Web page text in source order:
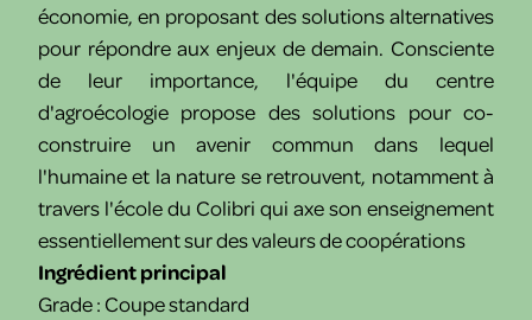
économie, en proposant des solutions alternatives
pour répondre aux enjeux de demain. Consciente
de leur importance, l'équipe du centre
d'agroécologie propose des solutions pour co-
construire un avenir commun dans lequel
l'humaine et la nature se retrouvent, notamment à
travers l'école du Colibri qui axe son enseignement
essentiellement sur des valeurs de coopérations
Ingrédient principal
Grade : Coupe standard